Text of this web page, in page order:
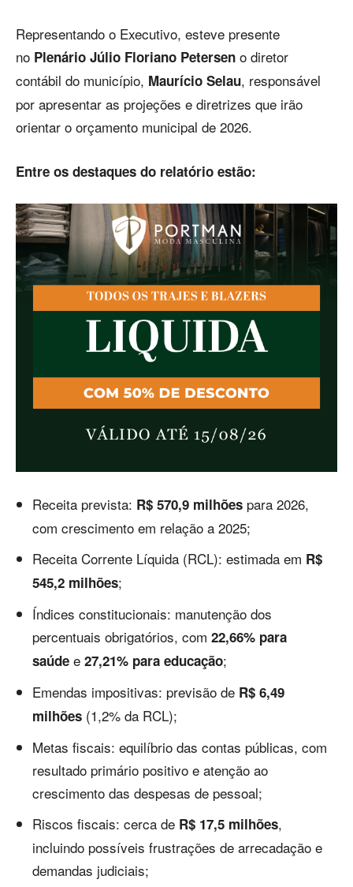
Representando o Executivo, esteve presente
no Plenário Júlio Floriano Petersen o diretor
contábil do município, Maurício Selau, responsável
por apresentar as projeções e diretrizes que irão
orientar o orçamento municipal de 2026.
Entre os destaques do relatório estão:
Receita prevista: R$ 570,9 milhões para 2026,
com crescimento em relação a 2025;
Receita Corrente Líquida (RCL): estimada em R$
545,2 milhões;
Índices constitucionais: manutenção dos
percentuais obrigatórios, com 22,66% para
saúde e 27,21% para educação;
Emendas impositivas: previsão de R$ 6,49
milhões (1,2% da RCL);
Metas fiscais: equilíbrio das contas públicas, com
resultado primário positivo e atenção ao
crescimento das despesas de pessoal;
Riscos fiscais: cerca de R$ 17,5 milhões,
incluindo possíveis frustrações de arrecadação e
demandas judiciais;